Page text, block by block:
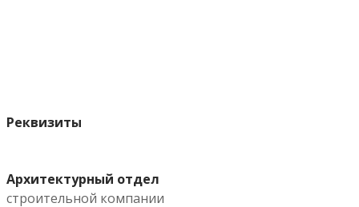
Реквизиты
Архитектурный отдел
строительной компании